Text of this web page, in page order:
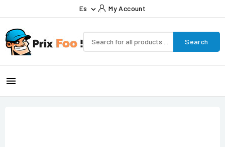
Es  My Account
Search
